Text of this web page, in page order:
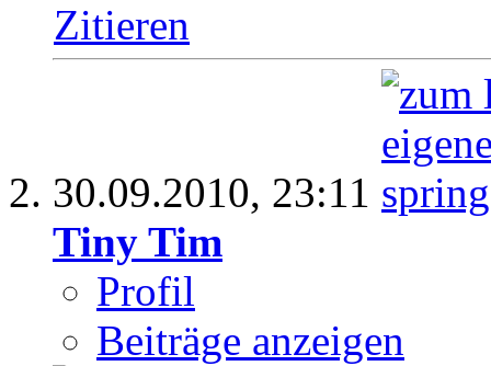
Zitieren
30.09.2010, 23:11
Tiny Tim
Profil
Beiträge anzeigen